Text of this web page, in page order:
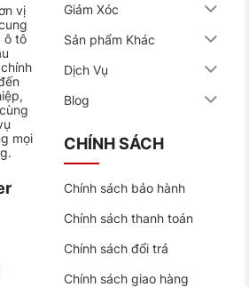
vị
ô tô
mọi
Giảm Xóc
Sản phẩm Khác
Dịch Vụ
Blog
CHÍNH SÁCH
Chính sách bảo hành
Chính sách thanh toán
Chính sách đổi trả
Chính sách giao hàng